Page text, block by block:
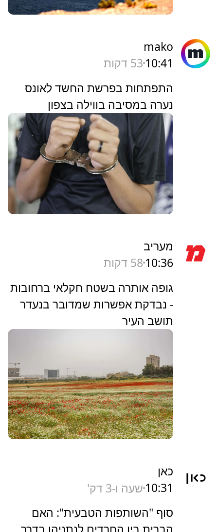
mako
10:41 53 דקות
התפתחות בפרשת החשד לאונס
נערה במסיבה בווילה בצפון
מעריב
10:36 58 דקות
גופה אותרה בשטח חקלאי ברחובות
- נבדקת אפשרות שמדובר בנעדר
תושב העיר
כאן
10:31 שעה ו-3 דק'
סוף "השותפות הטבעית": האם